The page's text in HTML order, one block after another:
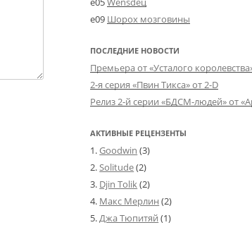
e09 Шорох мозговины
ПОСЛЕДНИЕ НОВОСТИ
2-я серия «Пвин Тикса» от 2-D
АКТИВНЫЕ РЕЦЕНЗЕНТЫ
Goodwin (3)
Solitude(2)
Djin Tolik(2)
Макс Мерлин (2)
Джа Тюпитяй (1)